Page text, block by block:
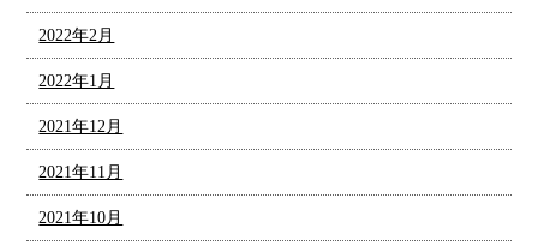
2022年2月
2022年1月
2021年12月
2021年11月
2021年10月